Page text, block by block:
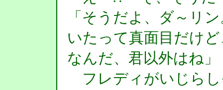
「そうだよ、ダ～リ
いたって真面目だけ
なんだ、君以外はね」
フレディがいじら